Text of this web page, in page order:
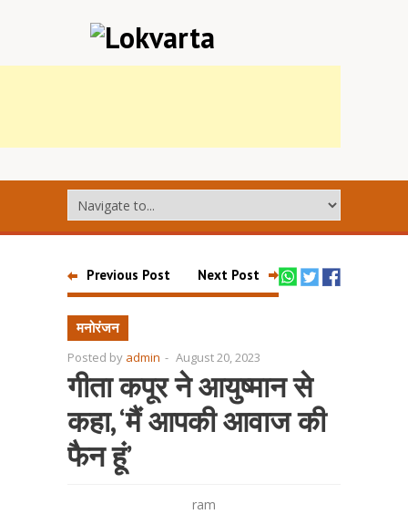
Previous Post Next Post
मनोरंजन
Posted by admin - August 20, 2023
गीता कपूर ने आयुष्मान से
कहा, ‘मैं आपकी आवाज की
फैन हूं’
ram